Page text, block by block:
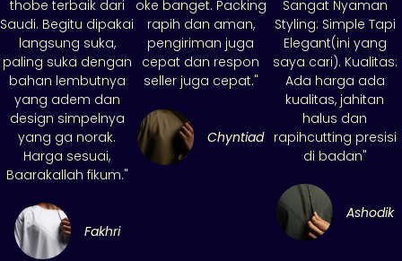
thobe terbaik dari
Saudi. Begitu dipakai
langsung suka,
paling suka dengan
bahan lembutnya
yang adem dan
design simpelnya
yang ga norak.
Harga sesuai,
Baarakallah fikum."
Fakhri
oke banget. Packing
rapih dan aman,
pengiriman juga
cepat dan respon
seller juga cepat."
Chyntiad
Sangat Nyaman
Styling: Simple Tapi
Elegant(ini yang
saya cari). Kualitas:
Ada harga ada
kualitas, jahitan
halus dan
rapihcutting presisi
di badan"
Ashodik